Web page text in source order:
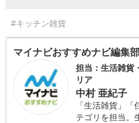
#キッチン雑貨
マイナビおすすめナビ編集部
担当：生活雑貨
リア
中村 亜紀子
「生活雑貨」
テゴリを担当。